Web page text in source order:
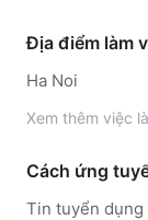
Địa điểm làm
Ha Noi
Xem thêm việc
Cách ứng
Tin tuyển dụng